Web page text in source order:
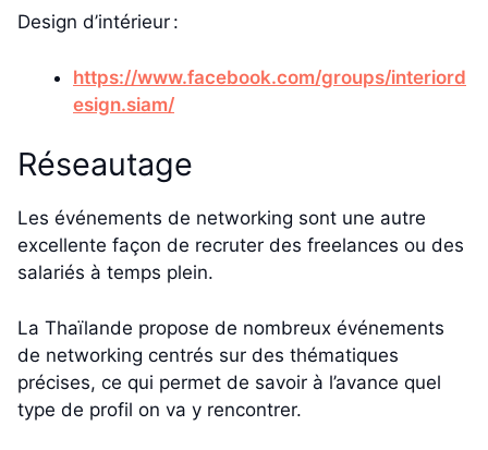
Design d’intérieur :
https://www.facebook.com/groups/interiord
esign.siam/
Réseautage
Les événements de networking sont une autre
excellente façon de recruter des freelances ou des
salariés à temps plein.
La Thaïlande propose de nombreux événements
de networking centrés sur des thématiques
précises, ce qui permet de savoir à l’avance quel
type de profil on va y rencontrer.